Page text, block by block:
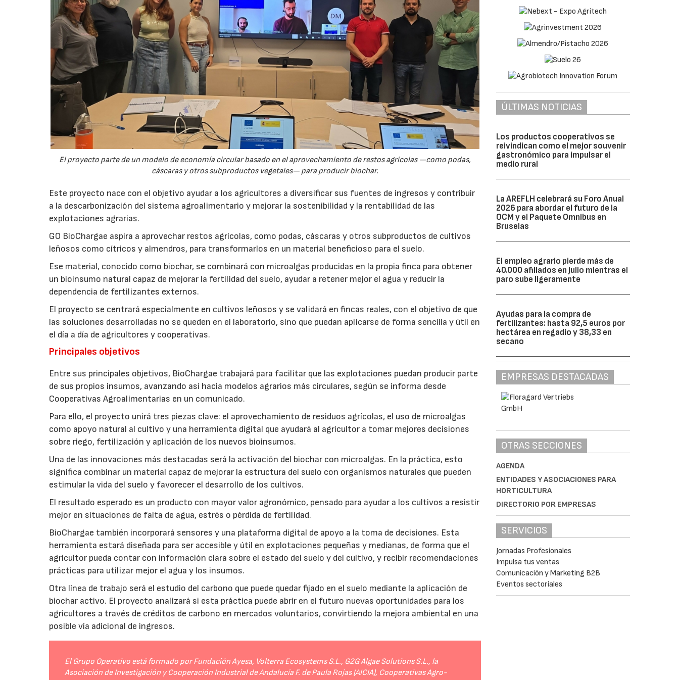
El proyecto parte de un modelo de economía circular basado en el aprovechamiento de restos agrícolas —como podas,
cáscaras y otros subproductos vegetales— para producir biochar.
Este proyecto nace con el objetivo ayudar a los agricultores a diversificar sus fuentes de ingresos y contribuir
a la descarbonización del sistema agroalimentario y mejorar la sostenibilidad y la rentabilidad de las
explotaciones agrarias.
GO BioChargae aspira a aprovechar restos agrícolas, como podas, cáscaras y otros subproductos de cultivos
leñosos como cítricos y almendros, para transformarlos en un material beneficioso para el suelo.
Ese material, conocido como biochar, se combinará con microalgas producidas en la propia finca para obtener
un bioinsumo natural capaz de mejorar la fertilidad del suelo, ayudar a retener mejor el agua y reducir la
dependencia de fertilizantes externos.
El proyecto se centrará especialmente en cultivos leñosos y se validará en fincas reales, con el objetivo de que
las soluciones desarrolladas no se queden en el laboratorio, sino que puedan aplicarse de forma sencilla y útil en
el día a día de agricultores y cooperativas.
Principales objetivos
Entre sus principales objetivos, BioChargae trabajará para facilitar que las explotaciones puedan producir parte
de sus propios insumos, avanzando así hacia modelos agrarios más circulares, según se informa desde
Cooperativas Agroalimentarias en un comunicado.
Para ello, el proyecto unirá tres piezas clave: el aprovechamiento de residuos agrícolas, el uso de microalgas
como apoyo natural al cultivo y una herramienta digital que ayudará al agricultor a tomar mejores decisiones
sobre riego, fertilización y aplicación de los nuevos bioinsumos.
Una de las innovaciones más destacadas será la activación del biochar con microalgas. En la práctica, esto
significa combinar un material capaz de mejorar la estructura del suelo con organismos naturales que pueden
estimular la vida del suelo y favorecer el desarrollo de los cultivos.
El resultado esperado es un producto con mayor valor agronómico, pensado para ayudar a los cultivos a resistir
mejor en situaciones de falta de agua, estrés o pérdida de fertilidad.
BioChargae también incorporará sensores y una plataforma digital de apoyo a la toma de decisiones. Esta
herramienta estará diseñada para ser accesible y útil en explotaciones pequeñas y medianas, de forma que el
agricultor pueda contar con información clara sobre el estado del suelo y del cultivo, y recibir recomendaciones
prácticas para utilizar mejor el agua y los insumos.
Otra línea de trabajo será el estudio del carbono que puede quedar fijado en el suelo mediante la aplicación de
biochar activo. El proyecto analizará si esta práctica puede abrir en el futuro nuevas oportunidades para los
agricultores a través de créditos de carbono en mercados voluntarios, convirtiendo la mejora ambiental en una
posible vía adicional de ingresos.
El Grupo Operativo está formado por Fundación Ayesa, Volterra Ecosystems S.L., G2G Algae Solutions S.L., la
Asociación de Investigación y Cooperación Industrial de Andalucía F. de Paula Rojas (AICIA), Cooperativas Agro-
ÚLTIMAS NOTICIAS
Los productos cooperativos se
reivindican como el mejor souvenir
gastronómico para impulsar el
medio rural
La AREFLH celebrará su Foro Anual
2026 para abordar el futuro de la
OCM y el Paquete Omnibus en
Bruselas
El empleo agrario pierde más de
40.000 afiliados en julio mientras el
paro sube ligeramente
Ayudas para la compra de
fertilizantes: hasta 92,5 euros por
hectárea en regadío y 38,33 en
secano
EMPRESAS DESTACADAS
OTRAS SECCIONES
AGENDA
ENTIDADES Y ASOCIACIONES PARA
HORTICULTURA
DIRECTORIO POR EMPRESAS
SERVICIOS
Jornadas Profesionales
Impulsa tus ventas
Comunicación y Marketing B2B
Eventos sectoriales